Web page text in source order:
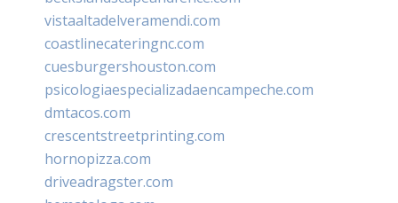
vistaaltadelveramendi.com
coastlinecateringnc.com
cuesburgershouston.com
psicologiaespecializadaencampeche.com
dmtacos.com
crescentstreetprinting.com
hornopizza.com
driveadragster.com